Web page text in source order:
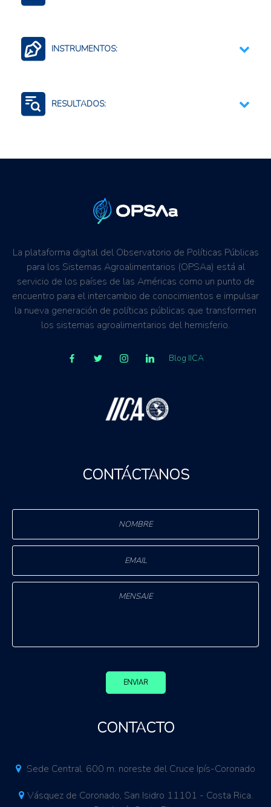
Comunidades rurales
Personas investigadoras
INSTRUMENTOS:
Asistencia técnica a los productores
Digitación de información
RESULTADOS:
La plataforma digital del Observatorio de Políticas Públicas
para los Sistemas Agroalimentarios (OPSAa) está al
servicio de los países de las Américas como un punto de
encuentro para el intercambio de conocimientos e impulsar
la nueva generación de políticas públicas que transformen
los sistemas agroalimentarios del hemisferio.
Blog IICA
CONTÁCTANOS
ENVIAR
CONTACTO
Sede Central. 600 m. noreste del Cruce Ipís-Coronado
Vásquez de Coronado, San Isidro 11101 - Costa Rica.